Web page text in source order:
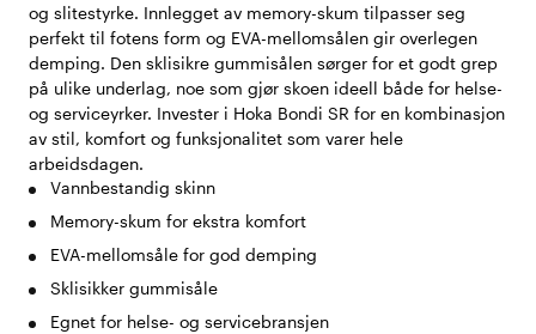
og slitestyrke. Innlegget av memory-skum tilpasser seg
perfekt til fotens form og EVA-mellomsålen gir overlegen
demping. Den sklisikre gummisålen sørger for et godt grep
på ulike underlag, noe som gjør skoen ideell både for helse-
og serviceyrker. Invester i Hoka Bondi SR for en kombinasjon
av stil, komfort og funksjonalitet som varer hele
arbeidsdagen.
Vannbestandig skinn
Memory-skum for ekstra komfort
EVA-mellomsåle for god demping
Sklisikker gummisåle
Egnet for helse- og servicebransjen